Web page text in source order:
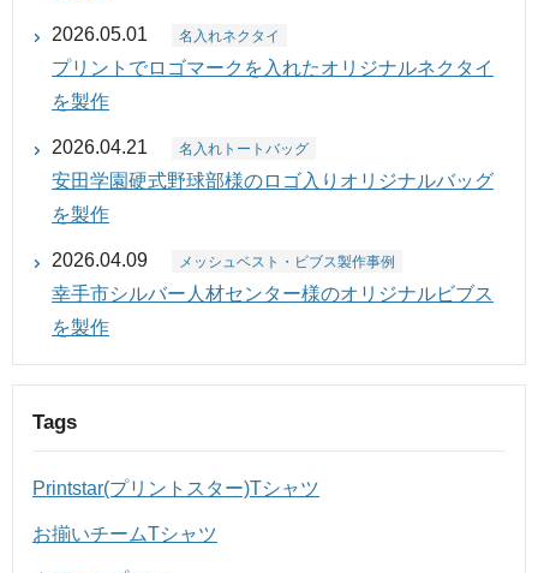
2026.05.01 名入れネクタイ
プリントでロゴマークを入れたオリジナルネクタイ
を製作
2026.04.21 名入れトートバッグ
安田学園硬式野球部様のロゴ入りオリジナルバッグ
を製作
2026.04.09 メッシュベスト・ビブス製作事例
幸手市シルバー人材センター様のオリジナルビブス
を製作
Tags
Printstar(プリントスター)Tシャツ
お揃いチームTシャツ